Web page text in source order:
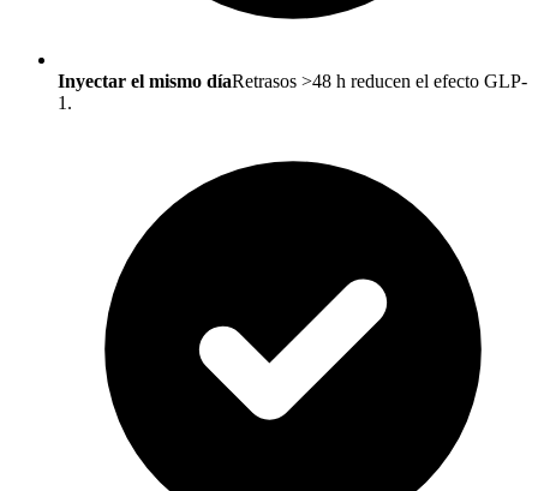
Inyectar el mismo díaRetrasos >48 h reducen el efecto GLP-
1.